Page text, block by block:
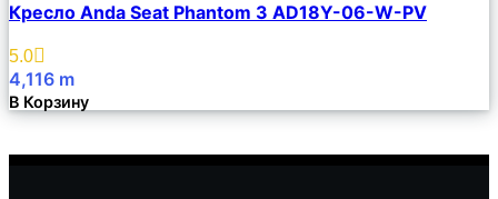
Описание
Избранное
Кресло Anda Seat Phantom 3 AD18Y-06-W-PV
5.0
4,116 m
В Корзину